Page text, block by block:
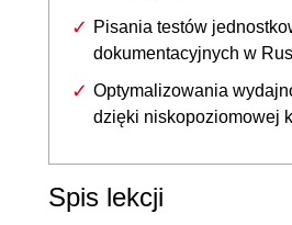
Pisania testów
dokumentacyjnych w
Optymalizowania
dzięki niskopoziomowej
Spis lekcji